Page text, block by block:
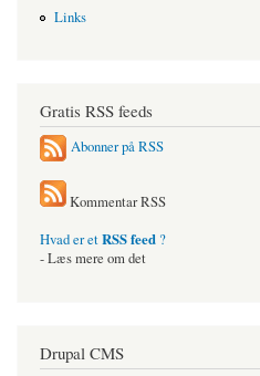
Links
Gratis RSS feeds
Abonner på RSS
Kommentar RSS
Hvad er etRSS feed ?
- Læs mere om det
Drupal CMS